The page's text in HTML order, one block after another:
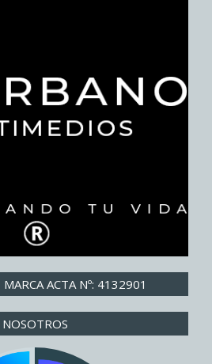
ACTA Nº: 4132901
NOSOTROS